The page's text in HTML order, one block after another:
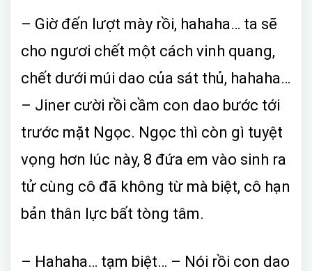
– Giờ đến lượt mày rồi, hahaha… ta sẽ
cho ngươi chết một cách vinh quang,
chết dưới múi dao của sát thủ, hahaha…
– Jiner cười rồi cầm con dao bước tới
trước mặt Ngọc. Ngọc thì còn gì tuyệt
vọng hơn lúc này, 8 đứa em vào sinh ra
tử cùng cô đã không từ mà biệt, cô hạn
bản thân lực bất tòng tâm.
– Hahaha… tạm biệt… – Nói rồi con dao